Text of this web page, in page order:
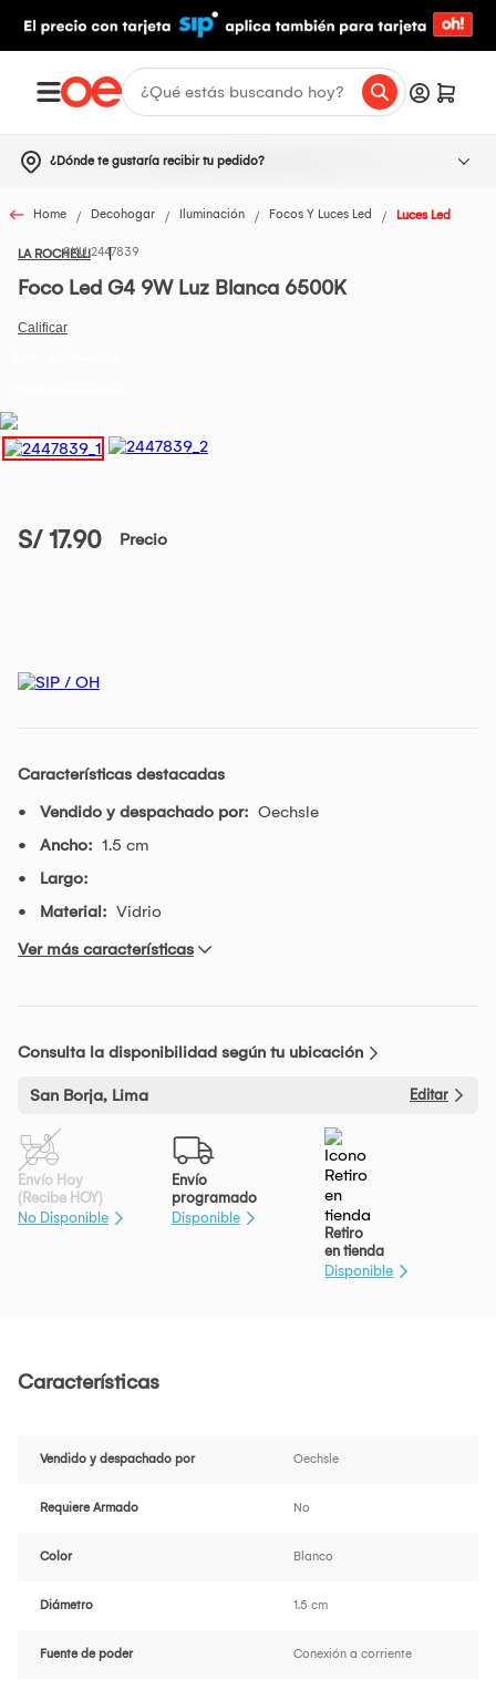
¿Dónde te gustaría recibir tu pedido?
Home Decohogar Iluminación Focos Y Luces Led Luces Led
LA ROCHELLI2447839
Foco Led G4 9W Luz Blanca 6500K
S/ 17.90 Precio
Características destacadas
Vendido y despachado por: Oechsle
Ancho: 1.5 cm
Largo:
Material: Vidrio
Ver más características
Consulta la disponibilidad según tu ubicación
San Borja, Lima Editar
Envío Hoy
(Recibe HOY)
No Disponible
Envío
programado
Disponible
Retiro
en tienda
Disponible
Características
Vendido y despachado por Oechsle
Requiere Armado No
Color Blanco
Diámetro 1.5 cm
Fuente de poder Conexión a corriente